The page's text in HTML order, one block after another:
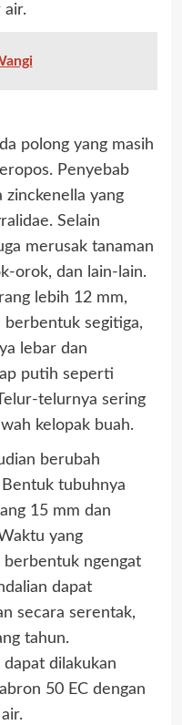
air.
polong yang masih
Penyebab
zinckenella yang
Selain
merusak tanaman
orok, dan lain-lain.
lebih 12 mm,
berbentuk segitiga,
lebar dan
putih seperti
telurnya sering
kelopak buah.
berubah
tubuhnya
15 mm dan
yang
ngengat
dapat
secara serentak,
tahun.
dilakukan
50 EC dengan